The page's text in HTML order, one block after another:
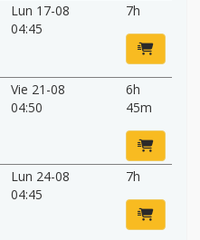
Lun 17-08
04:45
7h
Vie 21-08
04:50
6h
45m
Lun 24-08
04:45
7h